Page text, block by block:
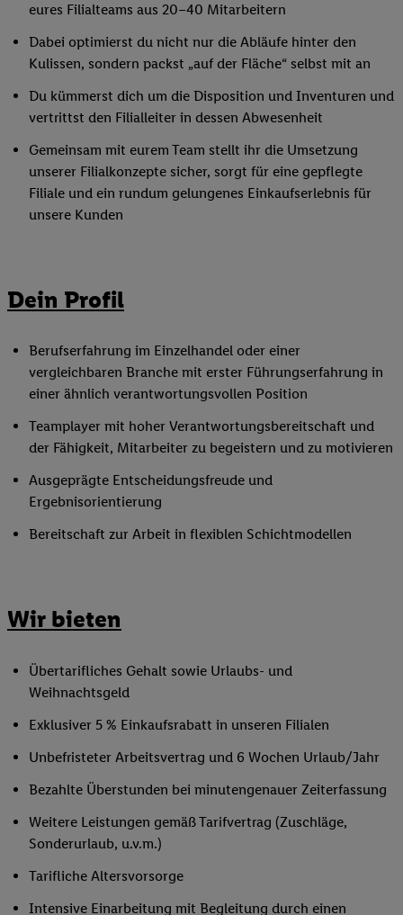
eures Filialteams aus 20–40 Mitarbeitern
Dabei optimierst du nicht nur die Abläufe hinter den
Kulissen, sondern packst „auf der Fläche“ selbst mit an
Du kümmerst dich um die Disposition und Inventuren und
vertrittst den Filialleiter in dessen Abwesenheit
Gemeinsam mit eurem Team stellt ihr die Umsetzung
unserer Filialkonzepte sicher, sorgt für eine gepflegte
Filiale und ein rundum gelungenes Einkaufserlebnis für
unsere Kunden
Dein Profil
Berufserfahrung im Einzelhandel oder einer
vergleichbaren Branche mit erster Führungserfahrung in
einer ähnlich verantwortungsvollen Position
Teamplayer mit hoher Verantwortungsbereitschaft und
der Fähigkeit, Mitarbeiter zu begeistern und zu motivieren
Ausgeprägte Entscheidungsfreude und
Ergebnisorientierung
Bereitschaft zur Arbeit in flexiblen Schichtmodellen
Wir bieten
Übertarifliches Gehalt sowie Urlaubs- und
Weihnachtsgeld
Exklusiver 5 % Einkaufsrabatt in unseren Filialen
Unbefristeter Arbeitsvertrag und 6 Wochen Urlaub/Jahr
Bezahlte Überstunden bei minutengenauer Zeiterfassung
Weitere Leistungen gemäß Tarifvertrag (Zuschläge,
Sonderurlaub, u.v.m.)
Tarifliche Altersvorsorge
Intensive Einarbeitung mit Begleitung durch einen